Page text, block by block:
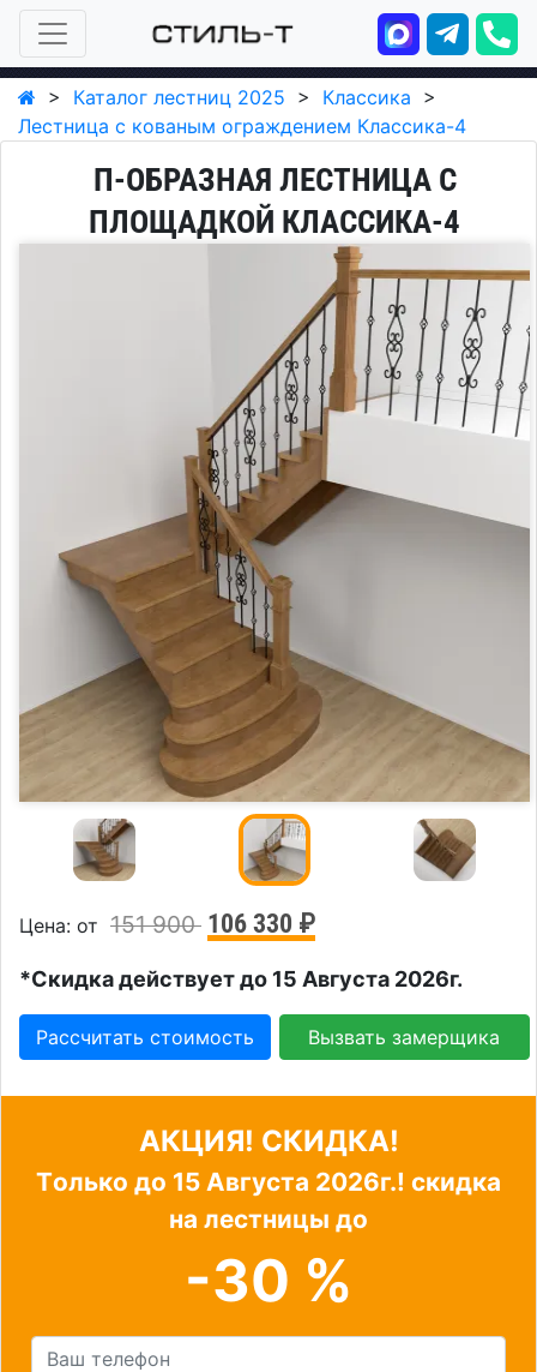
> Каталог лестниц 2025 > Классика >
Лестница с кованым ограждением Классика-4
П-ОБРАЗНАЯ ЛЕСТНИЦА С
ПЛОЩАДКОЙ КЛАССИКА-4
Цена: от 151 900 106 330 ₽
*Скидка действует до 15 Августа 2026г.
Рассчитать стоимость Вызвать замерщика
АКЦИЯ! СКИДКА!
Tолько до 15 Августа 2026г.! скидка
на лестницы до
-30 %